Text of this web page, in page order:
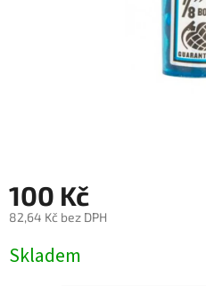
100 Kč
82,64 Kč bez DPH
cena:
Skladem